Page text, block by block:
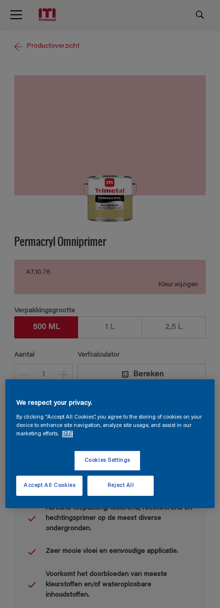
Productoverzicht
Permacryl Omniprimer
A7.10.76
Kleur wijzigen
Verpakkingsgrootte
500 ML 1 L 2,5 L
Aantal Verfcalculator
Bereken
Vind een verkooppunt
Belangrijkste voordelen
Allround toepassing: isolerend, roestwerend en
hechtingsprimer op de meest diverse
ondergronden.
Zeer mooie vloei en eenvoudige applicatie.
Voorkomt het doorbloeden van meeste
kleurstoffen en/of wateroplosbare
inhoudstoffen.
We respect your privacy.
By clicking “Accept All Cookies”, you agree to the storing of cookies on your
device to enhance site navigation, analyze site usage, and assist in our
marketing efforts.
Info
Cookies Settings
Reject All
Accept All Cookies